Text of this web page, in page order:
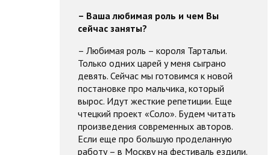
– Ваша любимая роль и чем Вы
сейчас заняты?
– Любимая роль – короля Тартальи.
Только одних царей у меня сыграно
девять. Сейчас мы готовимся к новой
постановке про мальчика, который
вырос. Идут жесткие репетиции. Еще
чтецкий проект «Соло». Будем читать
произведения современных авторов.
Если еще про большую проделанную
работу – в Москву на фестиваль ездили.